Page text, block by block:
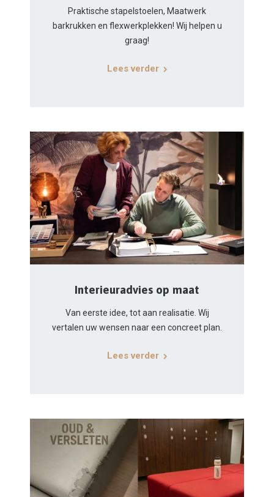
Praktische stapelstoelen, Maatwerk
barkrukken en flexwerkplekken! Wij helpen u
graag!
Lees verder
Interieuradvies op maat
Van eerste idee, tot aan realisatie. Wij
vertalen uw wensen naar een concreet plan.
Lees verder